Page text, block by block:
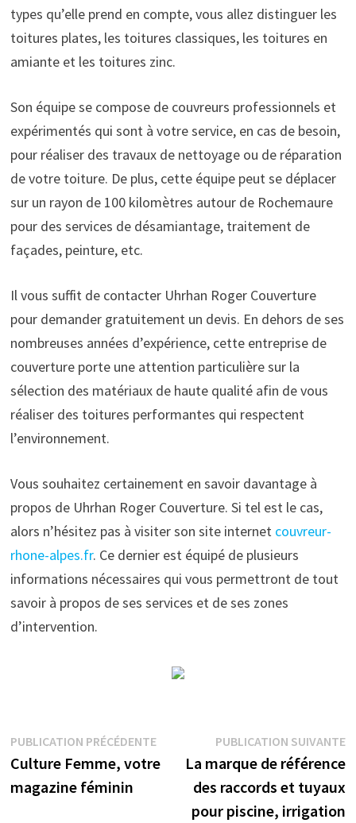
types qu’elle prend en compte, vous allez distinguer les
toitures plates, les toitures classiques, les toitures en
amiante et les toitures zinc.
Son équipe se compose de couvreurs professionnels et
expérimentés qui sont à votre service, en cas de besoin,
pour réaliser des travaux de nettoyage ou de réparation
de votre toiture. De plus, cette équipe peut se déplacer
sur un rayon de 100 kilomètres autour de Rochemaure
pour des services de désamiantage, traitement de
façades, peinture, etc.
Il vous suffit de contacter Uhrhan Roger Couverture
pour demander gratuitement un devis. En dehors de ses
nombreuses années d’expérience, cette entreprise de
couverture porte une attention particulière sur la
sélection des matériaux de haute qualité afin de vous
réaliser des toitures performantes qui respectent
l’environnement.
Vous souhaitez certainement en savoir davantage à
propos de Uhrhan Roger Couverture. Si tel est le cas,
alors n’hésitez pas à visiter son site internet couvreur-
rhone-alpes.fr. Ce dernier est équipé de plusieurs
informations nécessaires qui vous permettront de tout
savoir à propos de ses services et de ses zones
d’intervention.
Navigation
de
l’article
PUBLICATION PRÉCÉDENTEPublication
précédente :
Culture Femme, votre
magazine féminin
PUBLICATION SUIVANTE
La marque de référence
des raccords et tuyaux
pour piscine, irrigation